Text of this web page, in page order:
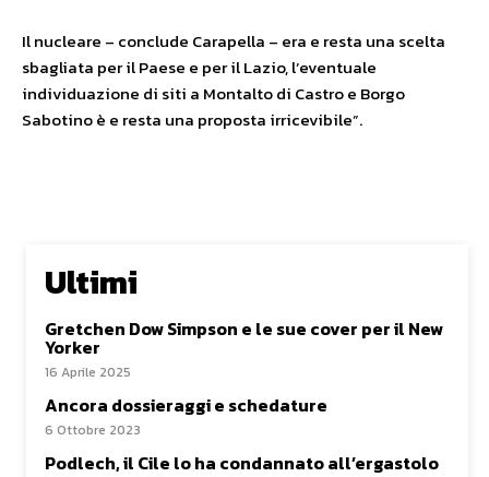
Il nucleare – conclude Carapella – era e resta una scelta
sbagliata per il Paese e per il Lazio, l’eventuale
individuazione di siti a Montalto di Castro e Borgo
Sabotino è e resta una proposta irricevibile”.
Ultimi
Gretchen Dow Simpson e le sue cover per il New
Yorker
16 Aprile 2025
Ancora dossieraggi e schedature
6 Ottobre 2023
Podlech, il Cile lo ha condannato all’ergastolo